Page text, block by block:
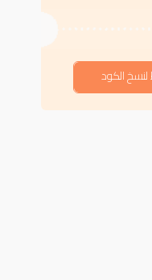
الكود